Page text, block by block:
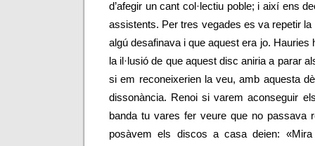
d’afegir un cant col·lectiu poble; i així ens
assistents. Per tres vegades es va repetir
algú desafinava i que aquest era jo. Hauries
la il·lusió de que aquest disc aniria a parar
si em reconeixerien la veu, amb aquesta
dissonància. Renoi si varem aconseguir
banda tu vares fer veure que no passava
posàvem els discos a casa deien: